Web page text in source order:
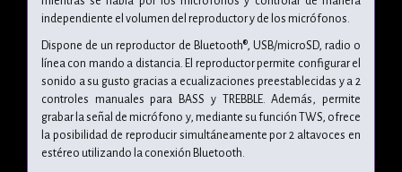
independiente el volumen del reproductor y de los micrófonos.
Dispone de un reproductor de Bluetooth®, USB/microSD, radio o
línea con mando a distancia. El reproductor permite configurar el
sonido a su gusto gracias a ecualizaciones preestablecidas y a 2
controles manuales para BASS y TREBBLE. Además, permite
grabar la señal de micrófono y, mediante su función TWS, ofrece
la posibilidad de reproducir simultáneamente por 2 altavoces en
estéreo utilizando la conexión Bluetooth.